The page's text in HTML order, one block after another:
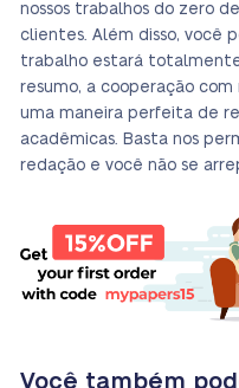
nossos trabalhos do zero
clientes. Além disso, você
trabalho estará
resumo, a cooperação
uma maneira perfeita de
acadêmicas. Basta nos
redação e você não se
Você também